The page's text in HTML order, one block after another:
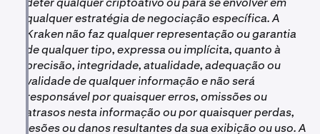
qualquer estratégia de negociação específica. A
Kraken não faz qualquer representação ou garantia
de qualquer tipo, expressa ou implícita, quanto à
precisão, integridade, atualidade, adequação ou
validade de qualquer informação e não será
responsável por quaisquer erros, omissões ou
atrasos nesta informação ou por quaisquer perdas,
lesões ou danos resultantes da sua exibição ou uso. A